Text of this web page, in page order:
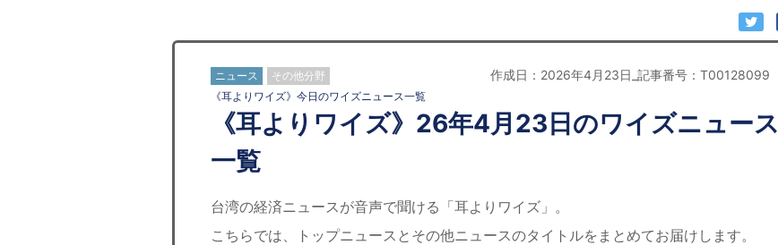
ニュース その他分野 作成日：2026年4月23日_記事番号：T00128099
《耳よりワイズ》今日のワイズニュース一覧
《耳よりワイズ》26年4月23日のワイズニュース
一覧
台湾の経済ニュースが音声で聞ける「耳よりワイズ」。
こちらでは、トップニュースとその他ニュースのタイトルをまとめてお届けします。